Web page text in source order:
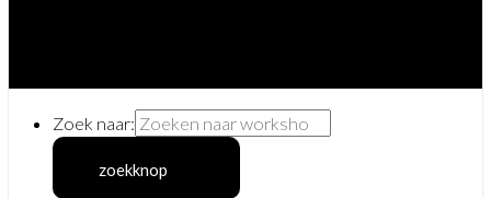
Zoek naar:
zoekknop